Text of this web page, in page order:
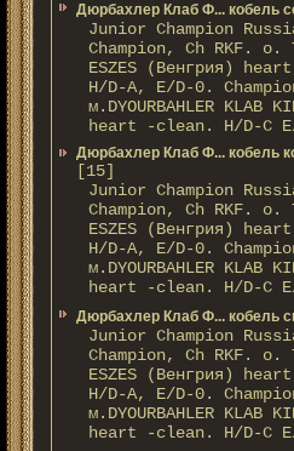
Дюрбахлер Клаб Ф... кобель
Junior Champion
Champion, Ch RKF. о.
ESZES (Венгрия)
H/D-A, E/D-0.
м.DYOURBAHLER KLAB
heart -clean. H/D-С
Дюрбахлер Клаб Ф... кобель
[15]
Junior Champion
Champion, Ch RKF. о.
ESZES (Венгрия)
H/D-A, E/D-0.
м.DYOURBAHLER KLAB
heart -clean. H/D-С
Дюрбахлер Клаб Ф... кобель
Junior Champion
Champion, Ch RKF. о.
ESZES (Венгрия)
H/D-A, E/D-0.
м.DYOURBAHLER KLAB
heart -clean. H/D-С